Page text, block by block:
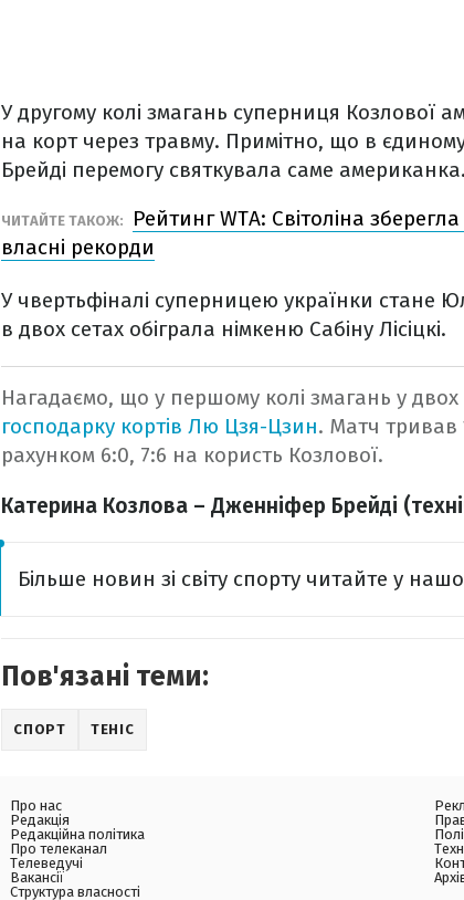
У другому колі змагань суперниця
на корт через травму. Примітно, що в
Брейді перемогу святкувала саме американка.
ЧИТАЙТЕ ТАКОЖ:
Рейтинг WTA: Світоліна
власні рекорди
У чвертьфіналі суперницею українки стане
в двох сетах обіграла німкеню Сабіну Лісіцкі.
Нагадаємо, що у першому колі змагань у
господарку кортів Лю Цзя-Цзин. Матч тривав
рахунком 6:0, 7:6 на користь Козлової.
Катерина Козлова – Дженніфер Брейді
Більше новин зі світу спорту читайте у
Пов'язані теми:
СПОРТ ТЕНІС
Про нас
Редакція
Редакційна політика
Про телеканал
Телеведучі
Вакансії
Структура власності